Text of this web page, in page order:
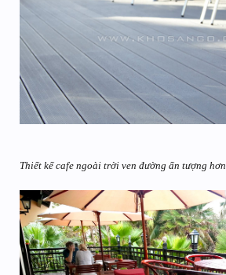
Thiết kế cafe ngoài trời ven đường ấn tượng hơn